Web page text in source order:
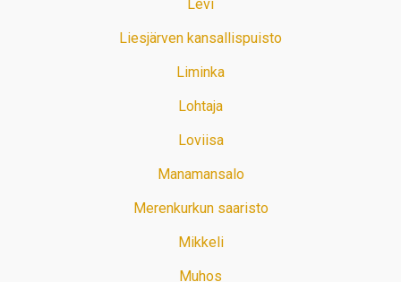
Levi
Liesjärven kansallispuisto
Liminka
Lohtaja
Loviisa
Manamansalo
Merenkurkun saaristo
Mikkeli
Muhos